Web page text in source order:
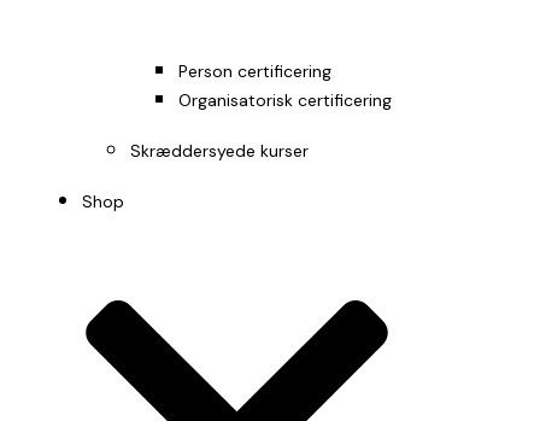
Person certificering
Organisatorisk certificering
Skræddersyede kurser
Shop